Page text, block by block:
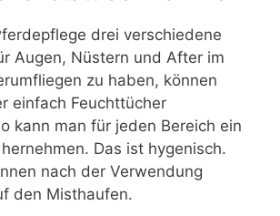
drei verschiedene
Augen, Nüstern und After im
zu haben, können
einfach Feuchttücher
kann man für jeden Bereich ein
Das ist hygenisch.
nach der Verwendung
den Misthaufen.